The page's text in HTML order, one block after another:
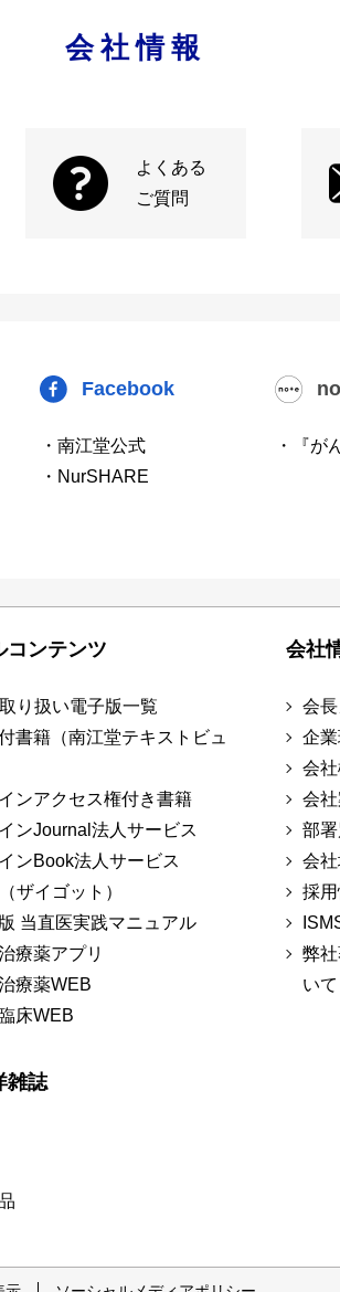
会社情報
よくある
ご質問
Facebook
・南江堂公式
・NurSHARE
・『が
コンテンツ
り扱い電子版一覧
書籍（南江堂テキストビュ
ンアクセス権付き書籍
ンJournal法人サービス
ンBook法人サービス
ザイゴット）
当直医実践マニュアル
療薬アプリ
療薬WEB
床WEB
雑誌
会社
会
企
会
会
部
会社
採
弊
いて